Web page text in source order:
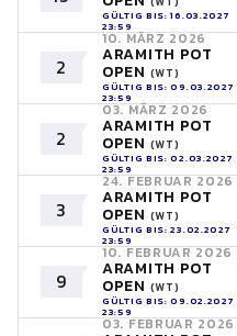
GÜLTIG BIS: 16.03.2027
23:59
2
10. MÄRZ 2026
ARAMITH POT
OPEN (WT)
GÜLTIG BIS: 09.03.2027
23:59
2
03. MÄRZ 2026
ARAMITH POT
OPEN (WT)
GÜLTIG BIS: 02.03.2027
23:59
3
24. FEBRUAR 2026
ARAMITH POT
OPEN (WT)
GÜLTIG BIS: 23.02.2027
23:59
9
10. FEBRUAR 2026
ARAMITH POT
OPEN (WT)
GÜLTIG BIS: 09.02.2027
23:59
03. FEBRUAR 2026